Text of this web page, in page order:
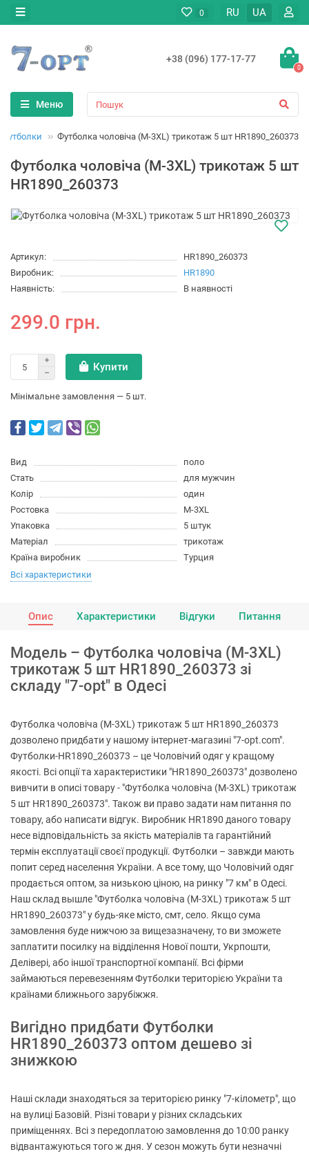
0 RU UA
+38 (096) 177-17-77
0
Меню
Футболки Футболка чоловіча (M-3XL) трикотаж 5 шт HR1890_260373
Футболка чоловіча (M-3XL) трикотаж 5 шт
HR1890_260373
Артикул:
HR1890_260373
Виробник:
HR1890
Наявність:
В наявності
299.0 грн.
Купити
Мінімальне замовлення — 5 шт.
Вид
поло
Стать
для мужчин
Колір
один
Ростовка
M-3XL
Упаковка
5 штук
Матеріал
трикотаж
Країна виробник
Турция
Всі характеристики
Опис Характеристики Відгуки Питання
Модель – Футболка чоловіча (M-3XL)
трикотаж 5 шт HR1890_260373 зі
складу "7-opt" в Одесі
Футболка чоловіча (M-3XL) трикотаж 5 шт HR1890_260373
дозволено придбати у нашому інтернет-магазині "7-opt.com".
Футболки-HR1890_260373 – це Чоловічий одяг у кращому
якості. Всі опції та характеристики "HR1890_260373" дозволено
вивчити в описі товару - "Футболка чоловіча (M-3XL) трикотаж
5 шт HR1890_260373". Також ви право задати нам питання по
товару, або написати відгук. Виробник HR1890 даного товару
несе відповідальність за якість матеріалів та гарантійний
термін експлуатації своєї продукції. Футболки – завжди мають
попит серед населення України. А все тому, що Чоловічий одяг
продається оптом, за низькою ціною, на ринку "7 км" в Одесі.
Наш склад вышле "Футболка чоловіча (M-3XL) трикотаж 5 шт
HR1890_260373" у будь-яке місто, смт, село. Якщо сума
замовлення буде нижчою за вищезазначену, то ви зможете
заплатити посилку на відділення Нової пошти, Укрпошти,
Делівері, або іншої транспортної компанії. Всі фірми
займаються перевезенням Футболки територією України та
країнами ближнього зарубіжжя.
Вигідно придбати Футболки
HR1890_260373 оптом дешево зі
знижкою
Наші склади знаходяться за територією ринку "7-кілометр", що
на вулиці Базовій. Різні товари у різних складських
приміщеннях. Всі з передоплатою замовлення до 10:00 ранку
відвантажуються того ж дня. У сезон можуть бути незначні